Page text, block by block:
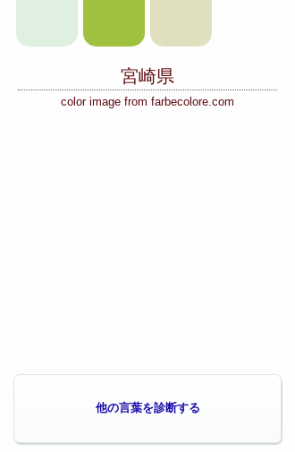
宮崎県
color image from farbecolore.com
他の言葉を診断する